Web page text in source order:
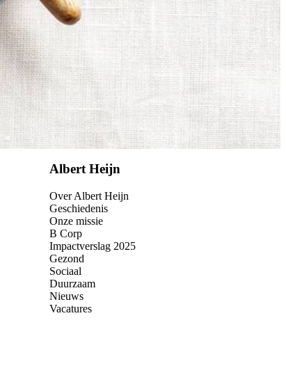
Albert Heijn
Over Albert Heijn
Geschiedenis
Onze missie
B Corp
Impactverslag 2025
Gezond
Sociaal
Duurzaam
Nieuws
Vacatures